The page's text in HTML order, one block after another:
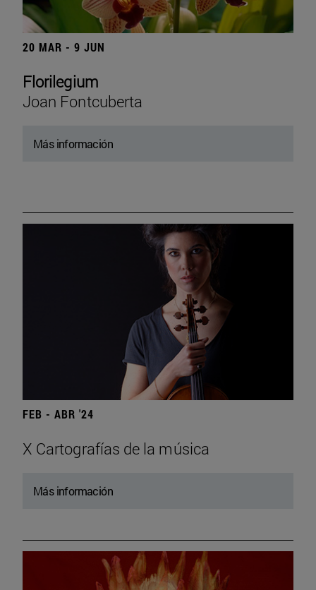
20 MAR - 9 JUN
Florilegium
Joan Fontcuberta
Más información
FEB - ABR '24
X Cartografías de la música
Más información